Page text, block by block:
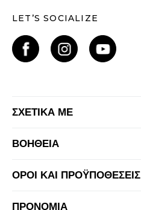
LET’S SOCIALIZE
ΣΧΕΤΙΚΑ ΜΕ
Καταστήματα
ΒΟΗΘΕΙΑ
Αποστολή & Παράδοση
ΟΡΟΙ ΚΑΙ ΠΡΟΫΠΟΘΕΣΕΙΣ
ΠΡΟΝΟΜΙΑ